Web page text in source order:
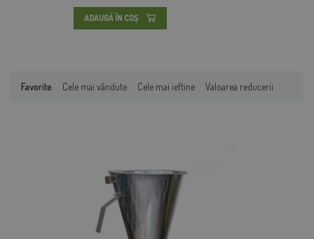
ADAUGĂ ÎN COŞ
Favorite Cele mai vândute Cele mai ieftine Valoarea reducerii